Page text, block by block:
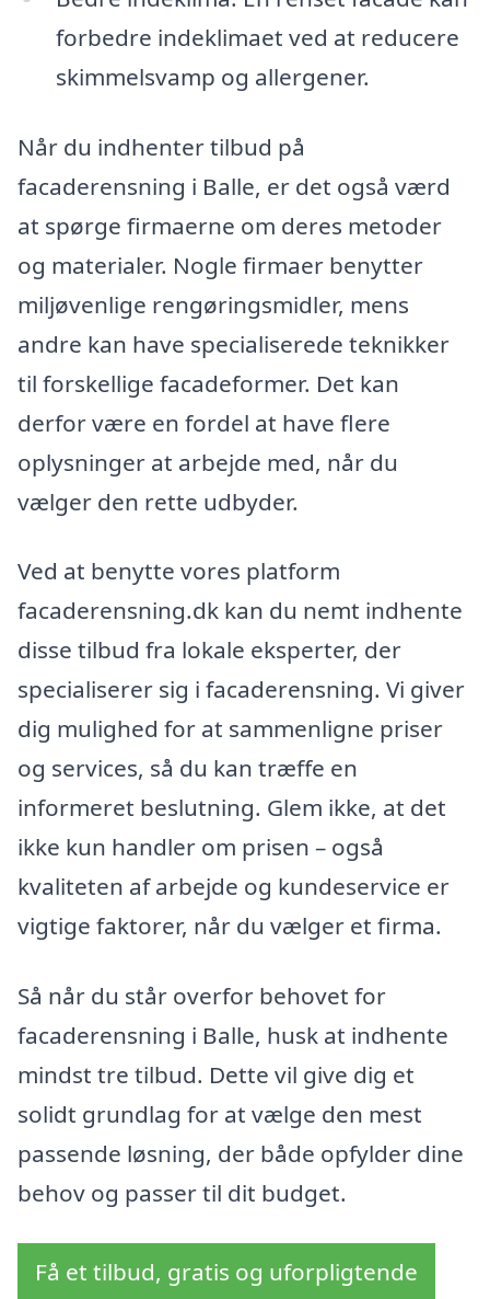
forbedre indeklimaet ved at reducere
skimmelsvamp og allergener.
Når du indhenter tilbud på
facaderensning i Balle, er det også værd
at spørge firmaerne om deres metoder
og materialer. Nogle firmaer benytter
miljøvenlige rengøringsmidler, mens
andre kan have specialiserede teknikker
til forskellige facadeformer. Det kan
derfor være en fordel at have flere
oplysninger at arbejde med, når du
vælger den rette udbyder.
Ved at benytte vores platform
facaderensning.dk kan du nemt indhente
disse tilbud fra lokale eksperter, der
specialiserer sig i facaderensning. Vi giver
dig mulighed for at sammenligne priser
og services, så du kan træffe en
informeret beslutning. Glem ikke, at det
ikke kun handler om prisen – også
kvaliteten af arbejde og kundeservice er
vigtige faktorer, når du vælger et firma.
Så når du står overfor behovet for
facaderensning i Balle, husk at indhente
mindst tre tilbud. Dette vil give dig et
solidt grundlag for at vælge den mest
passende løsning, der både opfylder dine
behov og passer til dit budget.
Få et tilbud, gratis og uforpligtende